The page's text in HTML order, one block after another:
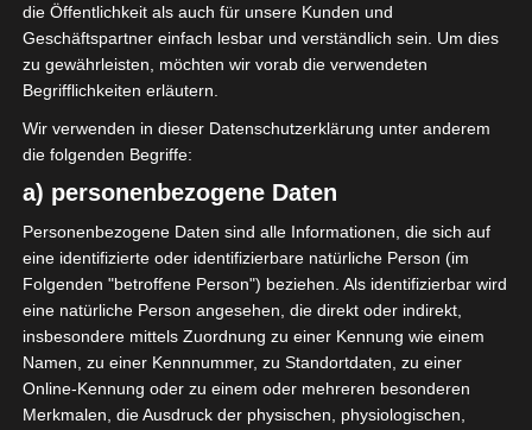
(Meisterrunde)
2023/2024
die Öffentlichkeit als auch für unsere Kunden und
Geschäftspartner einfach lesbar und verständlich sein. Um dies
zu gewährleisten, möchten wir vorab die verwendeten
Begrifflichkeiten erläutern.
Wir verwenden in dieser Datenschutzerklärung unter anderem
die folgenden Begriffe:
a) personenbezogene Daten
Personenbezogene Daten sind alle Informationen, die sich auf
eine identifizierte oder identifizierbare natürliche Person (im
Folgenden "betroffene Person") beziehen. Als identifizierbar wird
eine natürliche Person angesehen, die direkt oder indirekt,
insbesondere mittels Zuordnung zu einer Kennung wie einem
Namen, zu einer Kennnummer, zu Standortdaten, zu einer
Online-Kennung oder zu einem oder mehreren besonderen
Merkmalen, die Ausdruck der physischen, physiologischen,